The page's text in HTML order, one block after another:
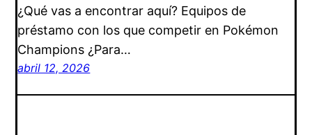
¿Qué vas a encontrar aquí? Equipos de
préstamo con los que competir en Pokémon
Champions ¿Para…
abril 12, 2026